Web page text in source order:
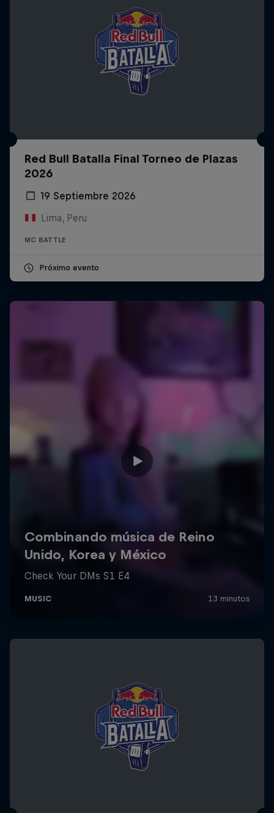
Red Bull Batalla Final Torneo de Plazas
2026
19 Septiembre 2026
Lima, Peru
MC BATTLE
Próximo evento